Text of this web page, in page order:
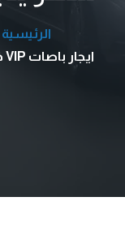
الرئيسية
ايجار باصات VIP خصومات شهر يناير .. بسيوني ترافيل